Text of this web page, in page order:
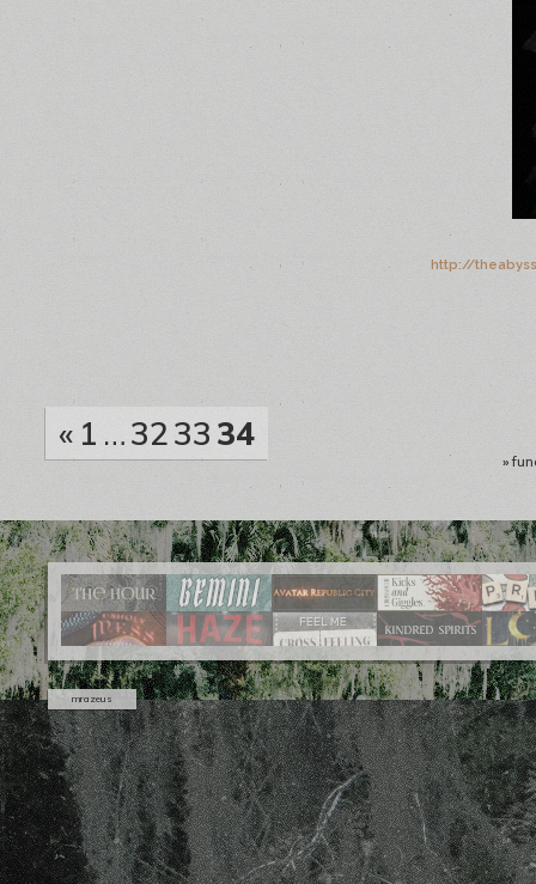
http://
« 1 …3233 34
»
mrazeus